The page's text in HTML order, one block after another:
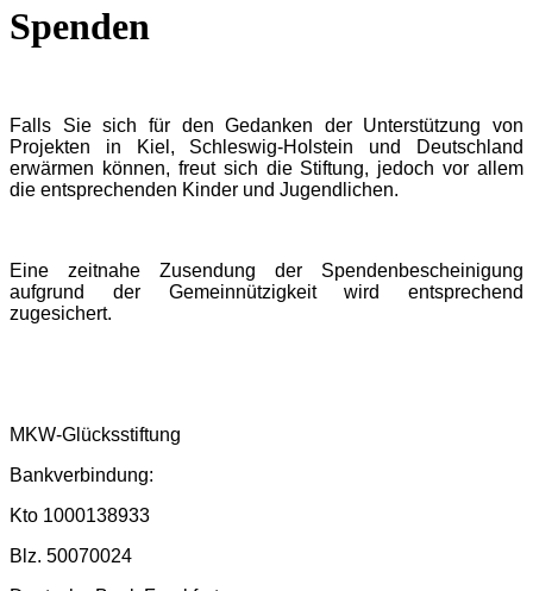
Spenden
Falls Sie sich für den Gedanken der Unterstützung von
Projekten in Kiel, Schleswig-Holstein und Deutschland
erwärmen können, freut sich die Stiftung, jedoch vor allem
die entsprechenden Kinder und Jugendlichen.
Eine zeitnahe Zusendung der Spendenbescheinigung
aufgrund der Gemeinnützigkeit wird entsprechend
zugesichert.
MKW-Glücksstiftung
Bankverbindung:
Kto 1000138933
Blz. 50070024